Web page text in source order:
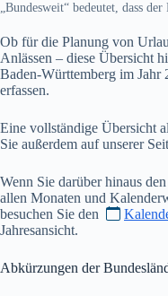
„Bundesweit“ bedeutet, dass
Ob für die Planung von
Anlässen – diese Übersicht
Baden-Württemberg im Jahr
erfassen.
Eine vollständige Übersicht
Sie außerdem auf unserer
Wenn Sie darüber hinaus
allen Monaten und
besuchen Sie den
Jahresansicht.
Abkürzungen der